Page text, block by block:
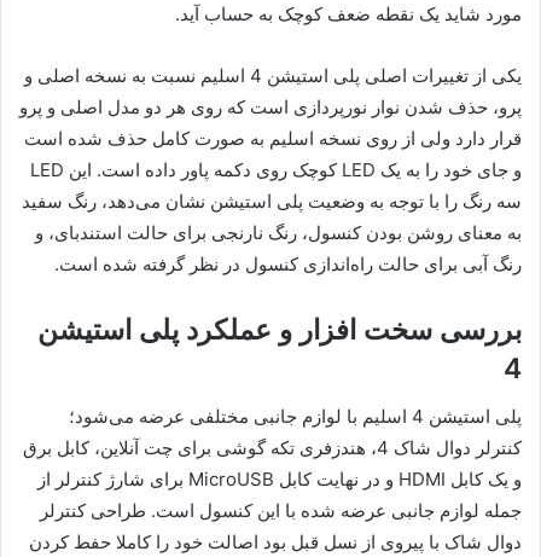
مورد شاید یک نقطه ضعف کوچک به حساب آید.
یکی از تغییرات اصلی پلی استیشن 4 اسلیم نسبت به نسخه اصلی و
پرو، حذف شدن نوار نورپردازی است که روی هر دو مدل اصلی و پرو
قرار دارد ولی از روی نسخه اسلیم به صورت کامل حذف شده است
و جای خود را به یک LED کوچک روی دکمه پاور داده است. این LED
سه رنگ را با توجه به وضعیت پلی استیشن نشان می‌دهد، رنگ سفید
به معنای روشن بودن کنسول، رنگ نارنجی برای حالت استندبای، و
رنگ آبی برای حالت راه‌اندازی کنسول در نظر گرفته شده است.
بررسی سخت افزار و عملکرد پلی استیشن
4
پلی استیشن 4 اسلیم با لوازم جانبی مختلفی عرضه می‌شود؛
کنترلر دوال شاک 4، هندزفری تکه گوشی برای چت آنلاین، کابل برق
و یک کابل HDMI و در نهایت کابل MicroUSB برای شارژ کنترلر از
جمله لوازم جانبی عرضه شده با این کنسول است. طراحی کنترلر
دوال شاک با پیروی از نسل قبل بود اصالت خود را کاملا حفط کردن